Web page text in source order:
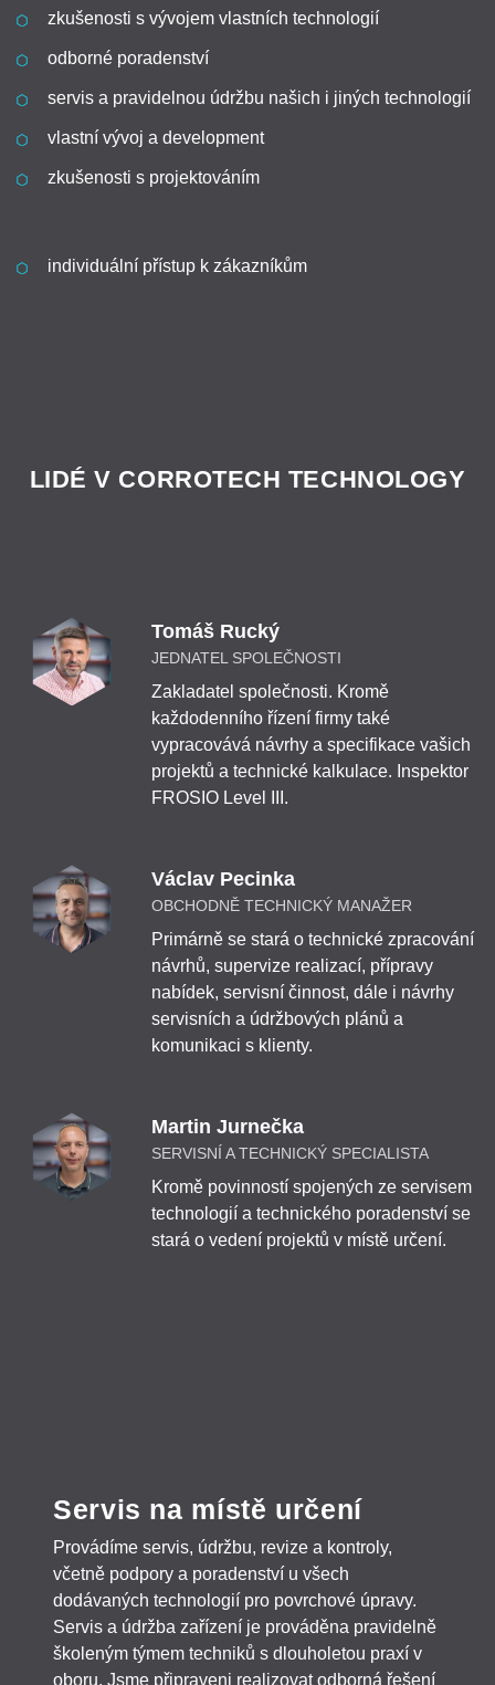
zkušenosti s vývojem vlastních technologií
odborné poradenství
servis a pravidelnou údržbu našich i jiných technologií
vlastní vývoj a development
zkušenosti s projektováním
individuální přístup k zákazníkům
LIDÉ V CORROTECH TECHNOLOGY
Tomáš Rucký
JEDNATEL SPOLEČNOSTI
Zakladatel společnosti. Kromě
každodenního řízení firmy také
vypracovává návrhy a specifikace vašich
projektů a technické kalkulace. Inspektor
FROSIO Level III.
Václav Pecinka
OBCHODNĚ TECHNICKÝ MANAŽER
Primárně se stará o technické zpracování
návrhů, supervize realizací, přípravy
nabídek, servisní činnost, dále i návrhy
servisních a údržbových plánů a
komunikaci s klienty.
Martin Jurnečka
SERVISNÍ A TECHNICKÝ SPECIALISTA
Kromě povinností spojených ze servisem
technologií a technického poradenství se
stará o vedení projektů v místě určení.
Servis na místě určení
Provádíme servis, údržbu, revize a kontroly,
včetně podpory a poradenství u všech
dodávaných technologií pro povrchové úpravy.
Servis a údržba zařízení je prováděna pravidelně
školeným týmem techniků s dlouholetou praxí v
oboru. Jsme připraveni realizovat odborná řešení